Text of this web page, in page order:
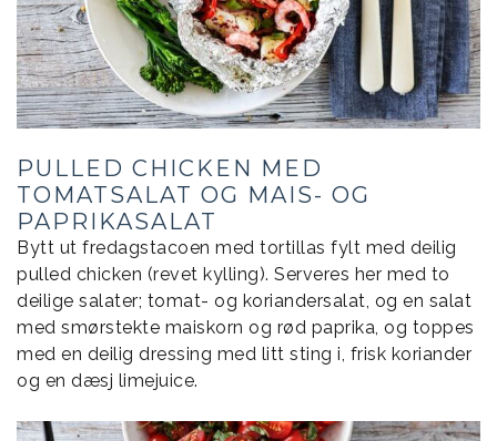
PULLED CHICKEN MED
TOMATSALAT OG MAIS- OG
PAPRIKASALAT
Bytt ut fredagstacoen med tortillas fylt med deilig
pulled chicken (revet kylling). Serveres her med to
deilige salater; tomat- og koriandersalat, og en salat
med smørstekte maiskorn og rød paprika, og toppes
med en deilig dressing med litt sting i, frisk koriander
og en dæsj limejuice.